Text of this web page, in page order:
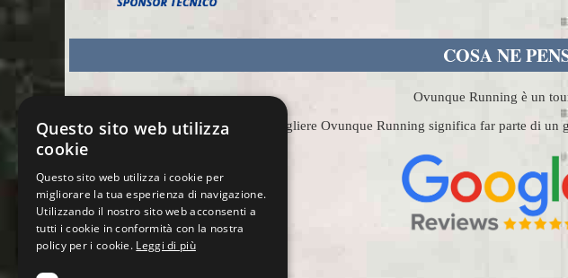
COSA NE
Ovunque Running è un
Scegliere Ovunque Running significa far parte di
Questo sito web utilizza
cookie
Questo sito web utilizza i cookie per
migliorare la tua esperienza di navigazione.
Utilizzando il nostro sito web acconsenti a
tutti i cookie in conformità con la nostra
policy per i cookie. Leggi di più